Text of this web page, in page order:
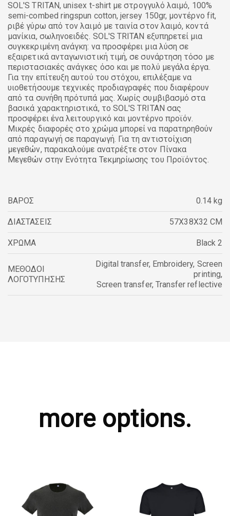
SOL'S TRITAN, unisex t-shirt με στρογγυλό λαιμό, 100%
semi-combed ringspun cotton, jersey 150gr, μοντέρνο fit,
ριβέ γύρω από τον λαιμό με ταινία στον λαιμό, κοντά
μανίκια, σωληνοειδές. SOL'S TRITAN εξυπηρετεί μια
συγκεκριμένη ανάγκη: να προσφέρει μια λύση σε
εξαιρετικά ανταγωνιστική τιμή, σε συνάρτηση τόσο με
περιστασιακές ανάγκες όσο και με πολύ μεγάλα έργα.
Για την επίτευξη αυτού του στόχου, επιλέξαμε να
υιοθετήσουμε τεχνικές προδιαγραφές που διαφέρουν
από τα συνήθη πρότυπά μας. Χωρίς συμβιβασμό στα
βασικά χαρακτηριστικά, το SOL'S TRITAN σας
προσφέρει ένα λειτουργικό και μοντέρνο προϊόν.
Μικρές διαφορές στο χρώμα μπορεί να παρατηρηθούν
από παραγωγή σε παραγωγή. Για τη αντιστοίχιση
μεγεθών, παρακαλούμε ανατρέξτε στον Πίνακα
Μεγεθών στην Ενότητα Τεκμηρίωσης του Προϊόντος.
ΒΑΡΟΣ 0.14 kg
ΔΙΑΣΤΑΣΕΙΣ 57X38X32 CM
ΧΡΩΜΑ Black 2
ΜΕΘΟΔΟΙ
ΛΟΓΟΤΥΠΗΣΗΣ
Digital transfer, Embroidery, Screen
printing,
Screen transfer, Transfer reflective
more options.